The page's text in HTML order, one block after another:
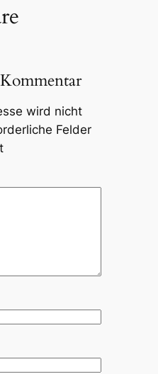
wird nicht
Felder